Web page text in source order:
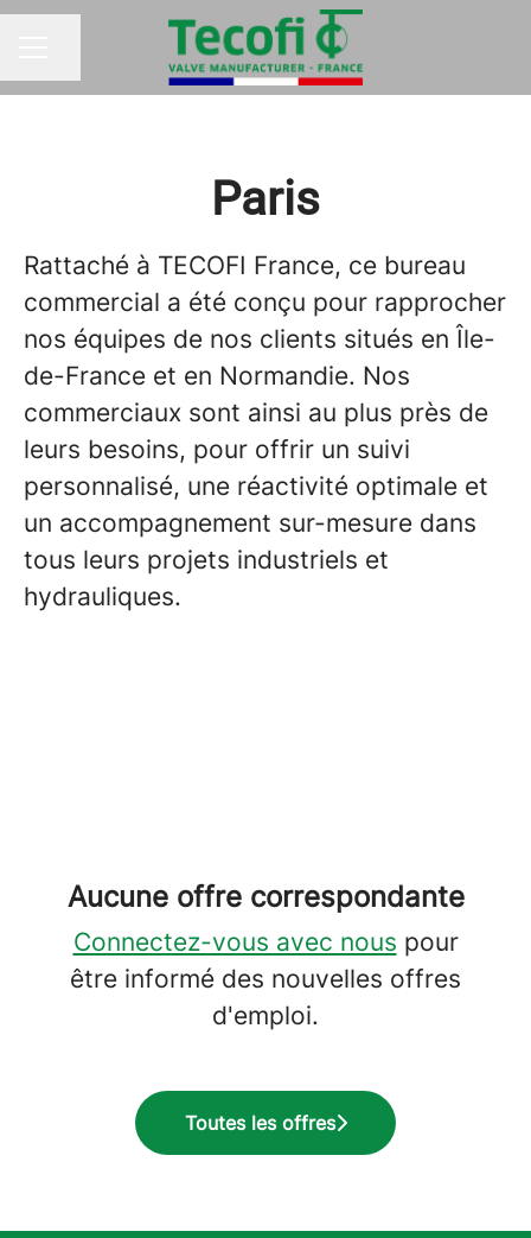
Partager la page
Paris
Rattaché à TECOFI France, ce bureau
commercial a été conçu pour rapprocher
nos équipes de nos clients situés en Île-
de-France et en Normandie. Nos
commerciaux sont ainsi au plus près de
leurs besoins, pour offrir un suivi
personnalisé, une réactivité optimale et
un accompagnement sur-mesure dans
tous leurs projets industriels et
hydrauliques.
Aucune offre correspondante
Connectez-vous avec nous pour
être informé des nouvelles offres
d'emploi.
Toutes les offres